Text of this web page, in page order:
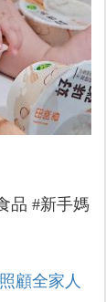
品 #新手媽
顧全家人